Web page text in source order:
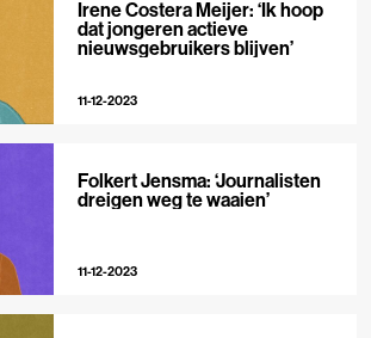
Irene Costera Meijer: ‘Ik hoop
dat jongeren actieve
nieuwsgebruikers blijven’
11-12-2023
Folkert Jensma: ‘Journalisten
dreigen weg te waaien’
11-12-2023